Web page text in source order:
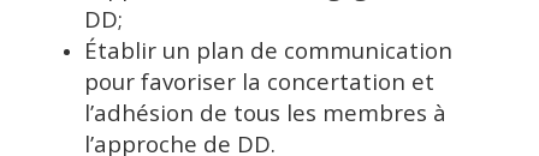
DD;
Établir un plan de communication
pour favoriser la concertation et
l’adhésion de tous les membres à
l’approche de DD.